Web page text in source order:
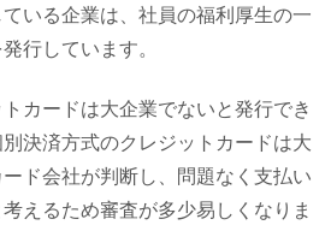
いる企業は、社員の福利厚生の一
行しています。
カードは大企業でないと発行でき
決済方式のクレジットカードは大
ド会社が判断し、問題なく支払い
えるため審査が多少易しくなりま